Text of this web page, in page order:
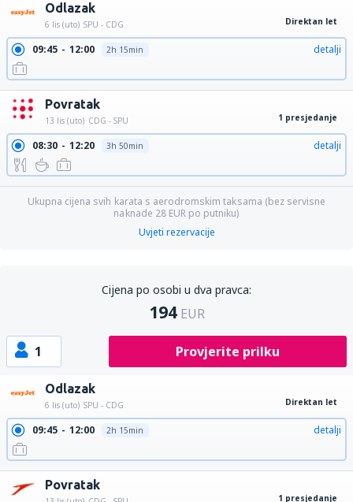
Odlazak
6 lis (uto) SPU - CDG Direktan let
09:45 12:00 2h 15min detalji
Povratak
13 lis (uto) CDG - SPU 1 presjedanje
08:30 12:20 3h 50min detalji
Ukupna cijena svih karata s aerodromskim taksama (bez servisne
naknade 28 EUR po putniku)
Uvjeti rezervacije
Cijena po osobi u dva pravca:
194 EUR
1 Provjerite prilku
Odlazak
6 lis (uto) SPU - CDG Direktan let
09:45 12:00 2h 15min detalji
Povratak
1 presjedanje